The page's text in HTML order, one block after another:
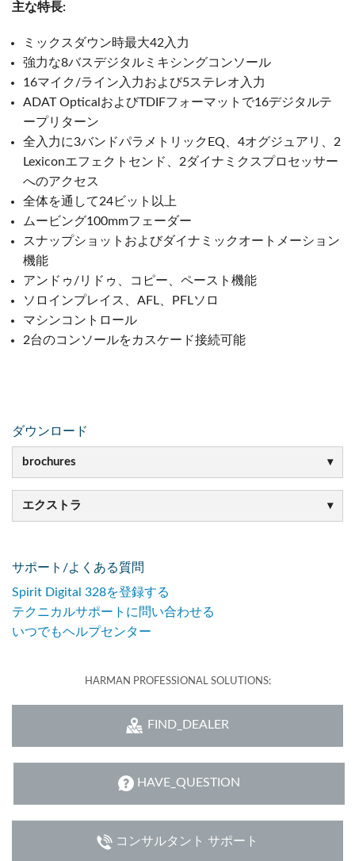
主な特長:
ミックスダウン時最大42入力
強力な8バスデジタルミキシングコンソール
16マイク/ライン入力および5ステレオ入力
ADAT OpticalおよびTDIFフォーマットで16デジタルテ
ープリターン
全入力に3バンドパラメトリックEQ、4オグジュアリ、2
Lexiconエフェクトセンド、2ダイナミクスプロセッサー
へのアクセス
全体を通して24ビット以上
ムービング100mmフェーダー
スナップショットおよびダイナミックオートメーション
機能
アンドゥ/リドゥ、コピー、ペースト機能
ソロインプレイス、AFL、PFLソロ
マシンコントロール
2台のコンソールをカスケード接続可能
ダウンロード
brochures
エクストラ
サポート/よくある質問
Spirit Digital 328を登録する
テクニカルサポートに問い合わせる
いつでもヘルプセンター
HARMAN PROFESSIONAL SOLUTIONS:
FIND_DEALER
HAVE_QUESTION
コンサルタント サポート